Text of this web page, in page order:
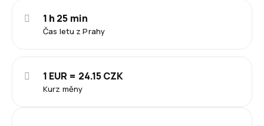
Čas letu z Prahy
1 h 25 min
Kurz měny
1 EUR = 24.15 CZK